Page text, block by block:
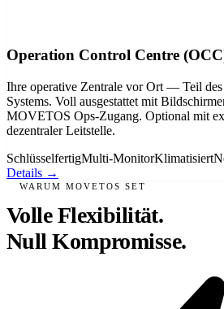
Operation Control Centre
Ihre operative Zentrale vor Ort — Teil
Systems. Voll ausgestattet mit
MOVETOS Ops-Zugang. Optional mit
dezentraler Leitstelle.
SchlüsselfertigMulti-MonitorKlimatisiert
Details →
WARUM MOVETOS SET
Volle Flexibilität.
Null Kompromisse.